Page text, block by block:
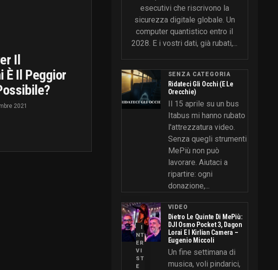
Il
È Il Peggior
2021
esecutivi che riscrivono la
sicurezza digitale globale. Un
computer quantistico entro il
2028. E i vostri dati, già rubati,...
SENZA CATEGORIA
Ridateci Gli Occhi (e Le
Orecchie)
Il 15 aprile su un bus
Itabus mi hanno rubato
l'attrezzatura video.
Senza quegli strumenti
MePiù non può
lavorare. Aiutaci a
ripartire: ogni
donazione,...
VIDEO
Dietro Le Quinte Di MePiù:
DJI Osmo Pocket 3, Dagon
Lorai E I Kirlian Camera –
Eugenio Miccoli
Un fine settimana di
musica, voli pindarici,
I
NT
ER
VI
ST
E